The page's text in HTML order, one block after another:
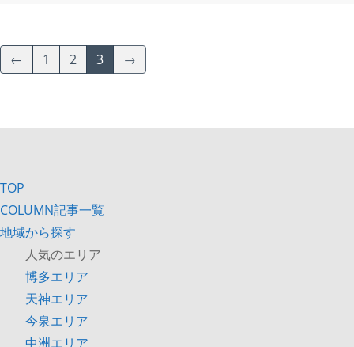
← 1 2 3 →
TOP
COLUMN記事一覧
地域から探す
人気のエリア
博多エリア
天神エリア
今泉エリア
中洲エリア